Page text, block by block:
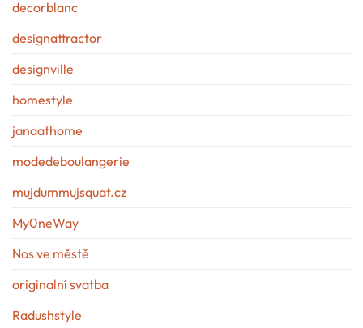
decorblanc
designattractor
designville
homestyle
janaathome
modedeboulangerie
mujdummujsquat.cz
My0neWay
Nos ve městě
originalní svatba
Radushstyle